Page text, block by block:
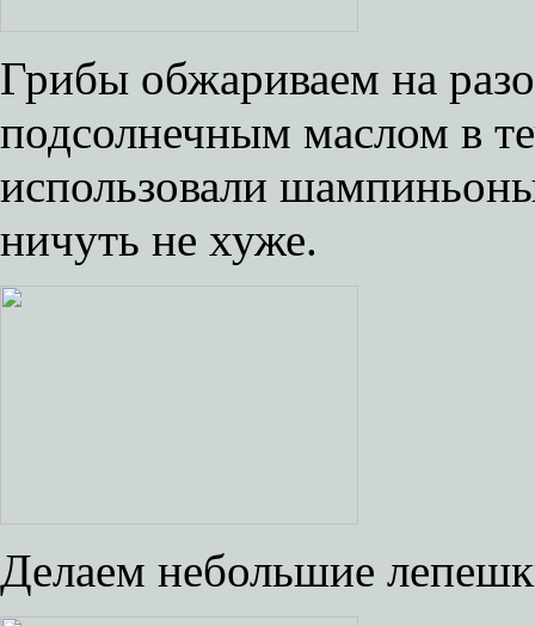
Грибы обжариваем на
подсолнечным маслом в
использовали
ничуть не хуже.
Делаем небольшие